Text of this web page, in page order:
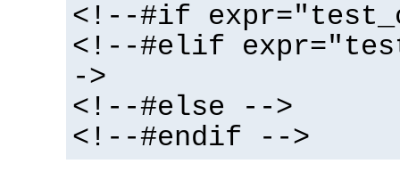
<!--#if
<!--#elif
->
<!--#else -->
<!--#endif -->